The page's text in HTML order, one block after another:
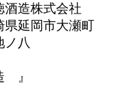
造株式会社
岡市大瀬町
ノ八
』